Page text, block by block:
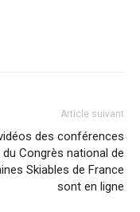
Article suivant
des conférences
du Congrès national de
Skiables de France
sont en ligne